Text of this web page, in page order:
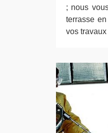
; nous
terrasse
vos